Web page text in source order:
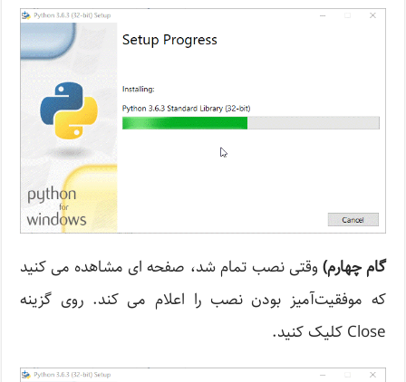
گام چهارم) وقتی نصب تمام شد، صفحه ای مشاهده می کنید
که موفقیت‌آمیز بودن نصب را اعلام می کند. روی گزینه
Close کلیک کنید.